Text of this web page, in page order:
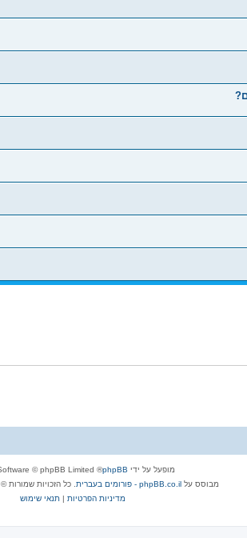
מופעל על ידי phpBB
® Forum Software © phpBB Limited
מבוסס עלphpBB.co.il - פורומים בעברית
. כל הזכויות שמורות © 2017 - phpBB.co.il.
מדיניות הפרטיות | תנאי שימוש